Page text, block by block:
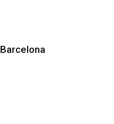
Barcelona